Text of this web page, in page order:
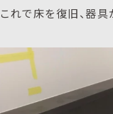
これで床を復旧、器具